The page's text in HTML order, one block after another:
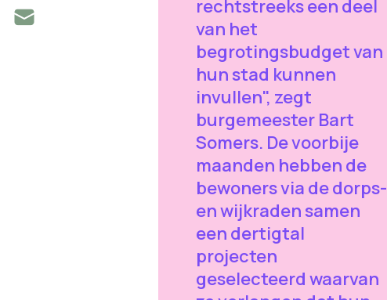
rechtstreeks een deel
van het
begrotingsbudget van
hun stad kunnen
invullen", zegt
burgemeester Bart
Somers. De voorbije
maanden hebben de
bewoners via de dorps-
en wijkraden samen
een dertigtal
projecten
geselecteerd waarvan